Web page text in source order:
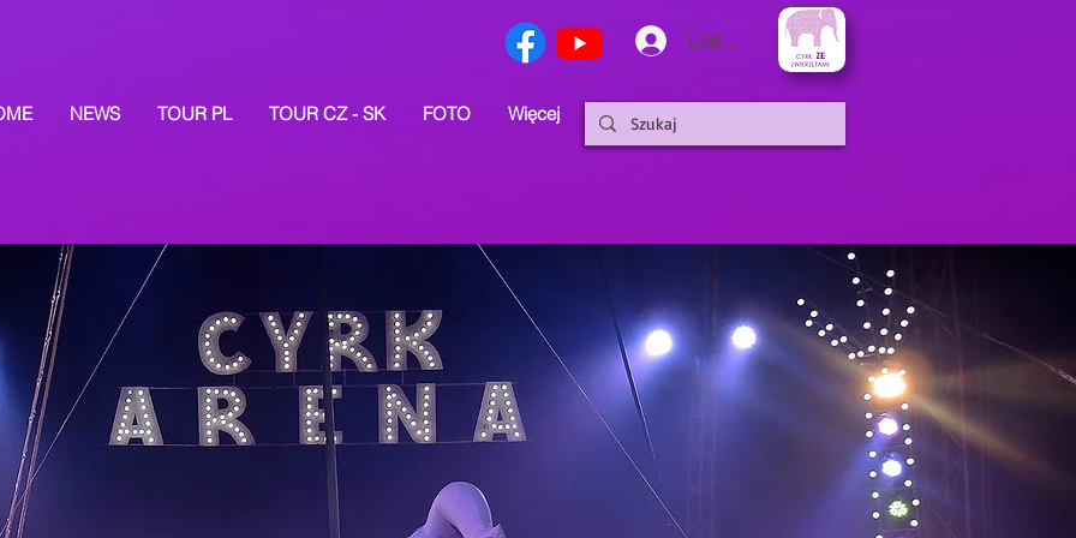
Logowanie
NEWS TOUR PL TOUR CZ - SK FOTO Więcej